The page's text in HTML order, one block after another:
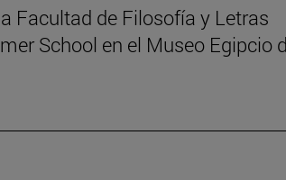
Facultad de Filosofía y Letras
School en el Museo Egipcio